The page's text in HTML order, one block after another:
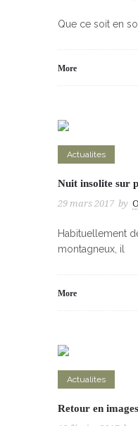
Que ce soit en
More
Actualites
Nuit insolite sur
29 mars 2017 by
Habituellement
montagneux, il
More
Actualites
Retour en